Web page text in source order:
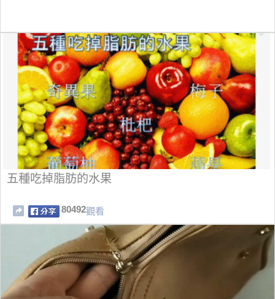
五種吃掉脂肪的水果
80492觀看